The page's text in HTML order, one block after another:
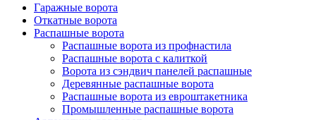
Гаражные ворота
Откатные ворота
Распашные ворота
Распашные ворота из профнастила
Распашные ворота с калиткой
Ворота из сэндвич панелей распашные
Деревянные распашные ворота
Распашные ворота из евроштакетника
Промышленные распашные ворота